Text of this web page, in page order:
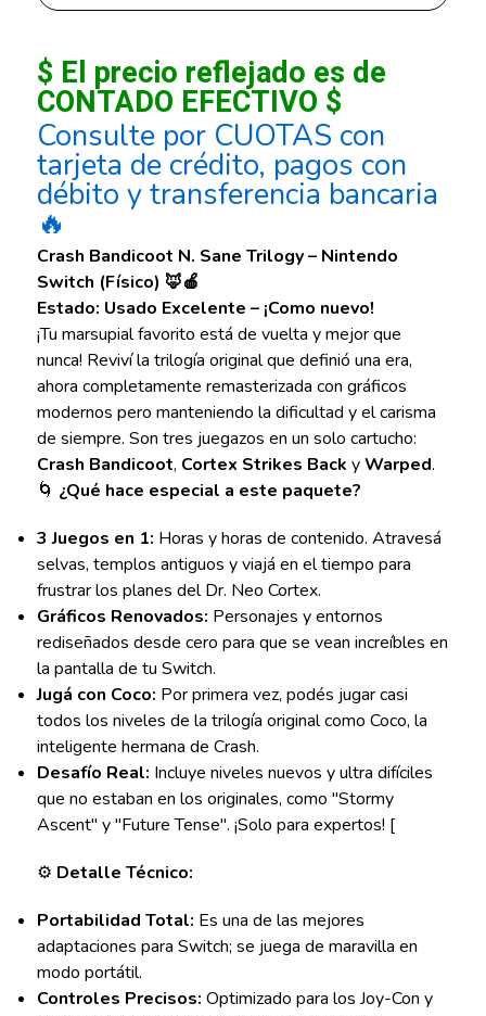
$ El precio reflejado es de
CONTADO EFECTIVO $
Consulte por CUOTAS con
tarjeta de crédito, pagos con
débito y transferencia bancaria
🔥
Crash Bandicoot N. Sane Trilogy – Nintendo
Switch (Físico) 🦊🍎
Estado: Usado Excelente – ¡Como nuevo!
¡Tu marsupial favorito está de vuelta y mejor que
nunca! Reviví la trilogía original que definió una era,
ahora completamente remasterizada con gráficos
modernos pero manteniendo la dificultad y el carisma
de siempre. Son tres juegazos en un solo cartucho:
Crash Bandicoot, Cortex Strikes Back yWarped.
🌀 ¿Qué hace especial a este paquete?
3 Juegos en 1: Horas y horas de contenido. Atravesá
selvas, templos antiguos y viajá en el tiempo para
frustrar los planes del Dr. Neo Cortex.
Gráficos Renovados: Personajes y entornos
rediseñados desde cero para que se vean increíbles en
la pantalla de tu Switch.
Jugá con Coco: Por primera vez, podés jugar casi
todos los niveles de la trilogía original como Coco, la
inteligente hermana de Crash.
Desafío Real: Incluye niveles nuevos y ultra difíciles
que no estaban en los originales, como "Stormy
Ascent" y "Future Tense". ¡Solo para expertos! [
⚙️ Detalle Técnico:
Portabilidad Total: Es una de las mejores
adaptaciones para Switch; se juega de maravilla en
modo portátil.
Controles Precisos: Optimizado para los Joy-Con y